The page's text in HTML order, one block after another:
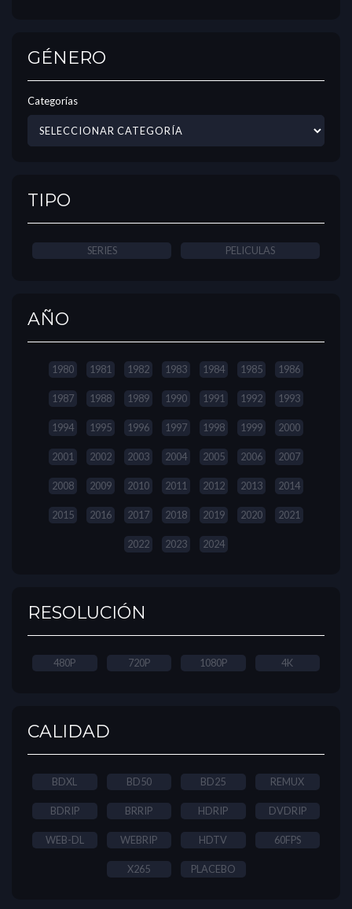
GÉNERO
Categorías
TIPO
SERIES PELICULAS
AÑO
1980 1981 1982 1983 1984 1985 1986
1987 1988 1989 1990 1991 1992 1993
1994 1995 1996 1997 1998 1999 2000
2001 2002 2003 2004 2005 2006 2007
2008 2009 2010 2011 2012 2013 2014
2015 2016 2017 2018 2019 2020 2021
2022 2023 2024
RESOLUCIÓN
480P 720P 1080P 4K
CALIDAD
BDXL BD50 BD25 REMUX
BDRIP BRRIP HDRIP DVDRIP
WEB-DL WEBRIP HDTV 60FPS
X265 PLACEBO